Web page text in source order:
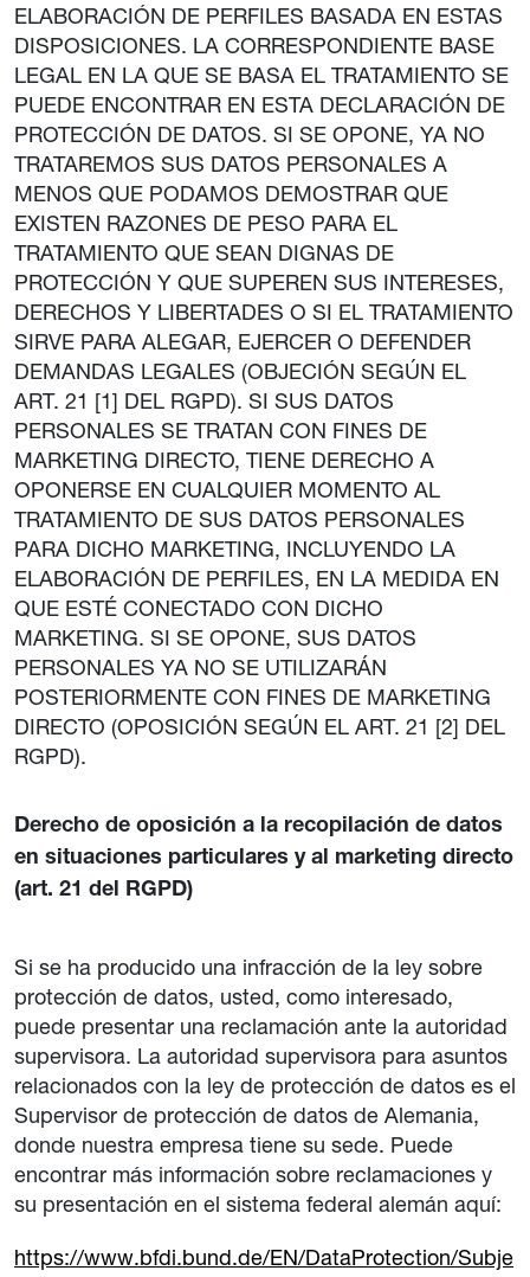
ELABORACIÓN DE PERFILES BASADA EN ESTAS
DISPOSICIONES. LA CORRESPONDIENTE BASE
LEGAL EN LA QUE SE BASA EL TRATAMIENTO SE
PUEDE ENCONTRAR EN ESTA DECLARACIÓN DE
PROTECCIÓN DE DATOS. SI SE OPONE, YA NO
TRATAREMOS SUS DATOS PERSONALES A
MENOS QUE PODAMOS DEMOSTRAR QUE
EXISTEN RAZONES DE PESO PARA EL
TRATAMIENTO QUE SEAN DIGNAS DE
PROTECCIÓN Y QUE SUPEREN SUS INTERESES,
DERECHOS Y LIBERTADES O SI EL TRATAMIENTO
SIRVE PARA ALEGAR, EJERCER O DEFENDER
DEMANDAS LEGALES (OBJECIÓN SEGÚN EL
ART. 21 [1] DEL RGPD). SI SUS DATOS
PERSONALES SE TRATAN CON FINES DE
MARKETING DIRECTO, TIENE DERECHO A
OPONERSE EN CUALQUIER MOMENTO AL
TRATAMIENTO DE SUS DATOS PERSONALES
PARA DICHO MARKETING, INCLUYENDO LA
ELABORACIÓN DE PERFILES, EN LA MEDIDA EN
QUE ESTÉ CONECTADO CON DICHO
MARKETING. SI SE OPONE, SUS DATOS
PERSONALES YA NO SE UTILIZARÁN
POSTERIORMENTE CON FINES DE MARKETING
DIRECTO (OPOSICIÓN SEGÚN EL ART. 21 [2] DEL
RGPD).
Derecho de oposición a la recopilación de datos
en situaciones particulares y al marketing directo
(art. 21 del RGPD)
Si se ha producido una infracción de la ley sobre
protección de datos, usted, como interesado,
puede presentar una reclamación ante la autoridad
supervisora. La autoridad supervisora para asuntos
relacionados con la ley de protección de datos es el
Supervisor de protección de datos de Alemania,
donde nuestra empresa tiene su sede. Puede
encontrar más información sobre reclamaciones y
su presentación en el sistema federal alemán aquí:
https://www.bfdi.bund.de/EN/DataProtection/Subje